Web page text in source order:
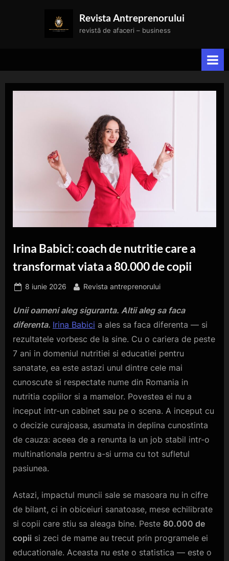
Revista Antreprenorului
revistă de afaceri – business
Irina Babici: coach de nutritie care a
transformat viata a 80.000 de copii
Posted
8 iunie 2026 By
Revista antreprenorului
Unii oameni aleg siguranta. Altii aleg sa faca
diferenta. Irina Babici a ales sa faca diferenta — si
rezultatele vorbesc de la sine. Cu o cariera de peste
7 ani in domeniul nutritiei si educatiei pentru
sanatate, ea este astazi unul dintre cele mai
cunoscute si respectate nume din Romania in
nutritia copiilor si a mamelor. Povestea ei nu a
inceput intr-un cabinet sau pe o scena. A inceput cu
o decizie curajoasa, asumata in deplina cunostinta
de cauza: aceea de a renunta la un job stabil intr-o
multinationala pentru a-si urma cu tot sufletul
pasiunea.
Astazi, impactul muncii sale se masoara nu in cifre
de bilant, ci in obiceiuri sanatoase, mese echilibrate
si copii care stiu sa aleaga bine. Peste 80.000 de
copii si zeci de mame au trecut prin programele ei
educationale. Aceasta nu este o statistica — este o